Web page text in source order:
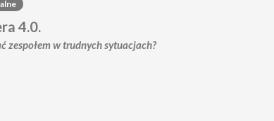
4.0.
zespołem w trudnych sytuacjach?